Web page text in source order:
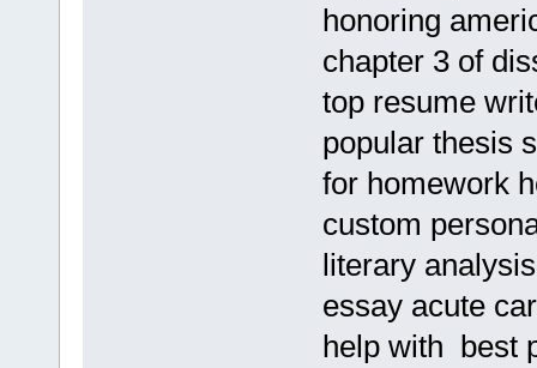
honoring
chapter 3 of
top resume
popular thesis
for homework
custom
literary
essay acute
help with best